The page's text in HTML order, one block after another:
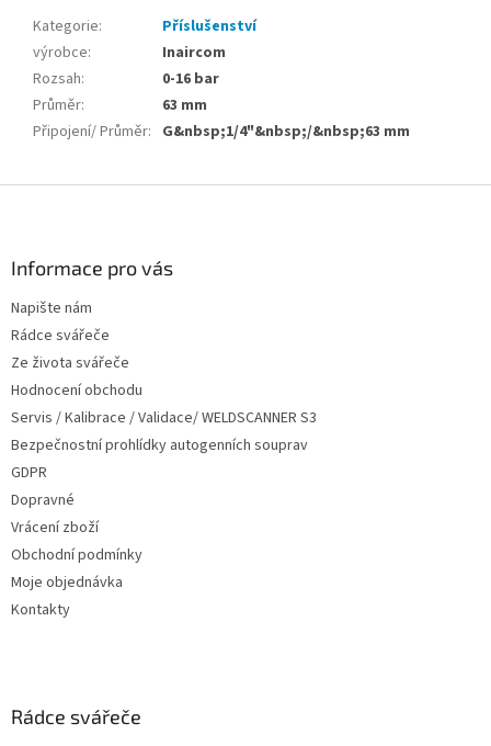
Kategorie:
Příslušenství
výrobce:
Inaircom
Rozsah:
0-16 bar
Průměr:
63 mm
Připojení/ Průměr: G&nbsp;1/4"&nbsp;/&nbsp;63 mm
Informace pro vás
Napište nám
Rádce svářeče
Ze života svářeče
Hodnocení obchodu
Servis / Kalibrace / Validace/ WELDSCANNER S3
Bezpečnostní prohlídky autogenních souprav
GDPR
Dopravné
Vrácení zboží
Obchodní podmínky
Moje objednávka
Kontakty
Rádce svářeče